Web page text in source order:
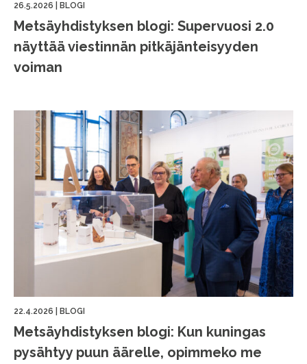
26.5.2026 BLOGI
Metsäyhdistyksen blogi: Supervuosi 2.0
näyttää viestinnän pitkäjänteisyyden
voiman
22.4.2026 BLOGI
Metsäyhdistyksen blogi: Kun kuningas
pysähtyy puun äärelle, opimmeko me